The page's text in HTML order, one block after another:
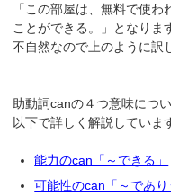
「この部屋は、無料で使わ
ことができる。」となりま
不自然なので上のように訳
助動詞canの４つ意味につい
以下で詳しく解説していま
能力のcan「～できる」
可能性のcan「～であり